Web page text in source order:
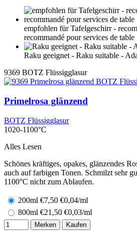
empfohlen für Tafelgeschirr -
recommandé pour services de table
Raku geeignet - Raku suitable -
9369 BOTZ Flüssigglasur
Primelrosa glänzend
BOTZ Flüssigglasur
1020-1100°C
Alles Lesen
Schönes kräftiges, opakes, glänzendes
auch auf farbigen Tonen. Schmilzt sehr
1100°C nicht zum Ablaufen.
200ml €7,50 €0,04/ml
800ml €21,50 €0,03/ml
Merken Kaufen